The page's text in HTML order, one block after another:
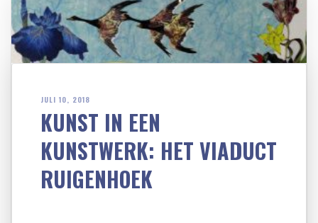
JULI 10, 2018
KUNST IN EEN
KUNSTWERK: HET VIADUCT
RUIGENHOEK